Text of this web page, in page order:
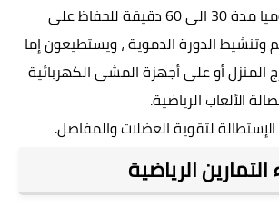
بالمشى يوميا مدة 30 الى 60 دقيقة للحفاظ على
وتنشيط الدورة الدموية ، ويستطيعون إما
المنزل أو على أجهزة المشى الكهربائية
الألعاب الرياضية.
الإستطالة لتقوية العضلات والمفاصل.
التمارين الرياضية